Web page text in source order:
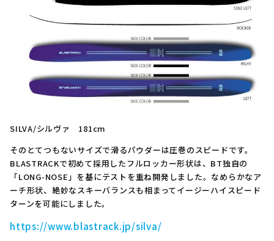
SILVA/シルヴァ 181cm
そのとてつもないサイズで滑るパウダーは圧巻のスピードです。
BLASTRACKで初めて採用したフルロッカー形状は、BT独自の
「LONG-NOSE」を基にテストを重ね開発しました。なめらかなア
ーチ形状、絶妙なスキーバランスも相まってイージーハイスピード
ターンを可能にしました。
https://www.blastrack.jp/silva/